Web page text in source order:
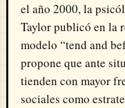
el año 2000, la
Taylorpublicó en la
modelo “tend and
propone que ante
tienden con mayor
sociales como